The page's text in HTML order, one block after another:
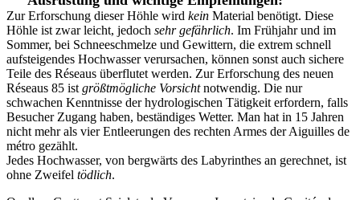
Zur Erforschung dieser Höhle wird kein Material benötigt. Diese
Höhle ist zwar leicht, jedoch sehr gefährlich. Im Frühjahr und im
Sommer, bei Schneeschmelze und Gewittern, die extrem schnell
aufsteigendes Hochwasser verursachen, können sonst auch sichere
Teile des Réseaus überflutet werden. Zur Erforschung des neuen
Réseaus 85 ist größtmögliche Vorsichtnotwendig. Die nur
schwachen Kenntnisse der hydrologischen Tätigkeit erfordern, falls
Besucher Zugang haben, beständiges Wetter. Man hat in 15 Jahren
nicht mehr als vier Entleerungen des rechten Armes der Aiguilles de
métro gezählt.
Jedes Hochwasser, von bergwärts des Labyrinthes an gerechnet, ist
ohne Zweifel tödlich.